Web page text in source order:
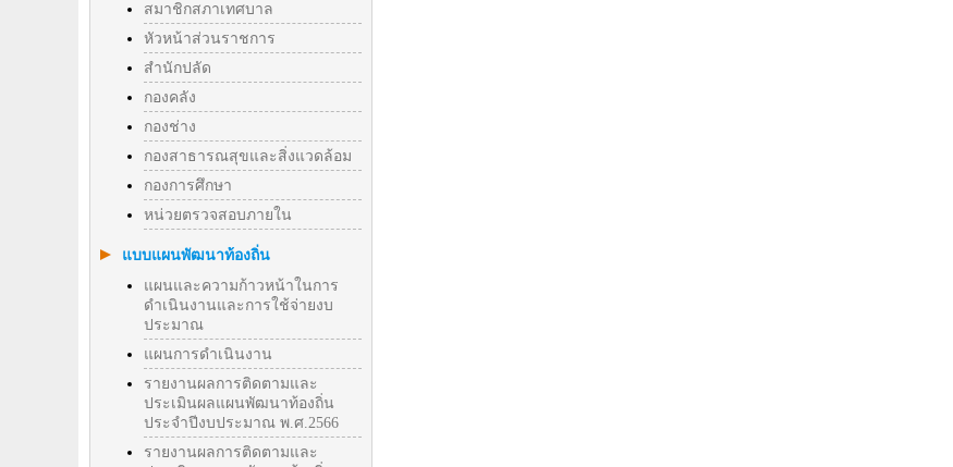
สมาชิกสภาเทศบาล
หัวหน้าส่วนราชการ
สำนักปลัด
กองคลัง
กองช่าง
กองสาธารณสุขและสิ่งแวดล้อม
กองการศึกษา
หน่วยตรวจสอบภายใน
แบบแผนพัฒนาท้องถิ่น
แผนและความก้าวหน้าในการ
ดำเนินงานและการใช้จ่ายงบ
ประมาณ
แผนการดำเนินงาน
รายงานผลการติดตามและ
ประเมินผลแผนพัฒนาท้องถิ่น
ประจำปีงบประมาณ พ.ศ.2566
รายงานผลการติดตามและ